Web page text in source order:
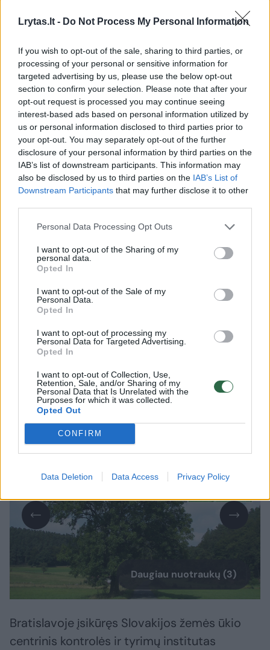
Lrytas.lt - Do Not Process My Personal Information
If you wish to opt-out of the sale, sharing to third parties, or
processing of your personal or sensitive information for
targeted advertising by us, please use the below opt-out
section to confirm your selection. Please note that after your
opt-out request is processed you may continue seeing
interest-based ads based on personal information utilized by
us or personal information disclosed to third parties prior to
your opt-out. You may separately opt-out of the further
disclosure of your personal information by third parties on the
IAB’s list of downstream participants. This information may
also be disclosed by us to third parties on the IAB’s List of
Downstream Participants that may further disclose it to other
Personal Data Processing Opt Outs
I want to opt-out of the Sharing of my
personal data.
Opted In
I want to opt-out of the Sale of my
Personal Data.
Opted In
I want to opt-out of processing my
Personal Data for Targeted Advertising.
Opted In
I want to opt-out of Collection, Use,
Retention, Sale, and/or Sharing of my
Personal Data that Is Unrelated with the
Purposes for which it was collected.
Opted Out
CONFIRM
Data Deletion Data Access Privacy Policy
Gamta Flora
Europoje – nerimas dėl naujo
kenkėjo: anapus Atlanto išnaikino
tūkstančius medžių
2026 m. rugpjūčio 7 d. 15:27
Lrytas.lt
Pasak valdžios institucijų, Vengrijoje ir
Slovakijoje pirmą kartą Europos Sąjungoje
aptiktas mažytis iš Azijos kilęs vabalas,
Šiaurės Amerikoje nuniokojęs uosių
miškus.
Daugiau nuotraukų (3)
Bratislavoje įsikūręs Slovakijos žemės ūkio
centrinis kontrolės ir tyrimų institutas